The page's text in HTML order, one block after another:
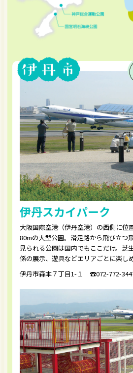
伊丹スカイパーク
大阪国際空港（伊丹空港）の西側に位
80mの大型公園。滑走路から飛び立つ
見られる公園は国内でもここだけ。芝
係の展示、遊具などエリアごとに楽しめ
伊丹市森本７丁目1-１ ☎︎072-772-